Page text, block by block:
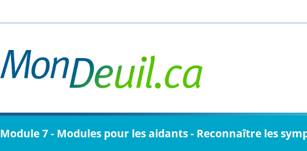
contenu
Module 7 - Modules pour les aidants - Reconnaître les